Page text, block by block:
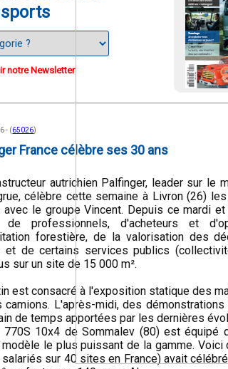
notre Newsletter
- (65026)
France célèbre ses 30 ans
autrichien Palfinger, leader sur le
célèbre cette semaine à Livron (26)
avec le groupe Vincent. Depuis ce mardi
de professionnels, d'acheteurs et
forestière, de la valorisation des
et de certains services publics
sur un site de 15 000 m².
est consacré à l'exposition statique des
camions. L'après-midi, des
de temps apportées par les dernières
770S 10x4 de Sommalev (80) est équipé
le plus puissant de la gamme. Voici
sur 40 sites en France) avait